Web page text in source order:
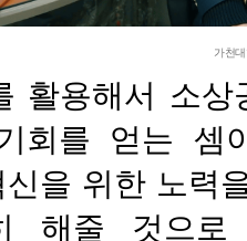
가천
활용해서 소
회를 얻는 셈
을 위한 노력
해줄 것으로